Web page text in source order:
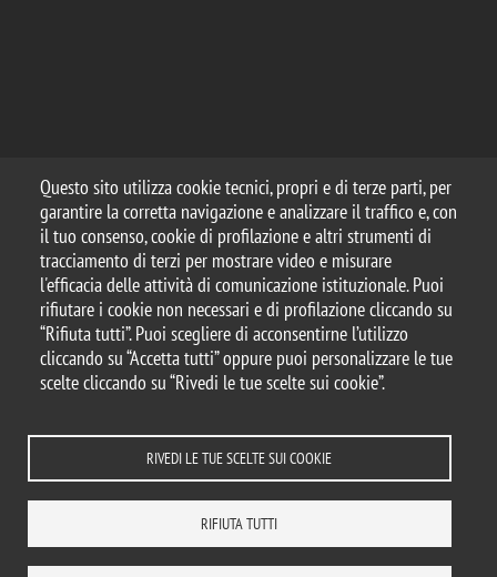
Questo sito utilizza cookie tecnici, propri e di terze parti, per
garantire la corretta navigazione e analizzare il traffico e, con
il tuo consenso, cookie di profilazione e altri strumenti di
tracciamento di terzi per mostrare video e misurare
l'efficacia delle attività di comunicazione istituzionale. Puoi
rifiutare i cookie non necessari e di profilazione cliccando su
“Rifiuta tutti”. Puoi scegliere di acconsentirne l’utilizzo
cliccando su “Accetta tutti” oppure puoi personalizzare le tue
scelte cliccando su “Rivedi le tue scelte sui cookie”.
RIVEDI LE TUE SCELTE SUI COOKIE
RIFIUTA TUTTI